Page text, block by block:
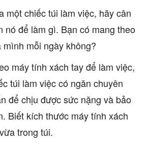
một chiếc túi làm việc, hãy cân
nó để làm gì. Bạn có mang theo
mỗi ngày không?
máy tính xách tay để làm việc,
túi làm việc có ngăn chuyên
để chịu được sức nặng và bảo
Biết kích thước máy tính xách
trong túi.